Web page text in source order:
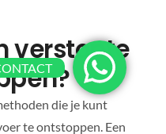
verstopte
die je kunt
te ontstoppen. Een